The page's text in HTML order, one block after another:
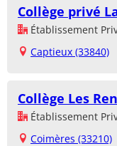
Collège privé
Établissement
Captieux (33840)
Collège Les
Établissement
Coimères (33210)